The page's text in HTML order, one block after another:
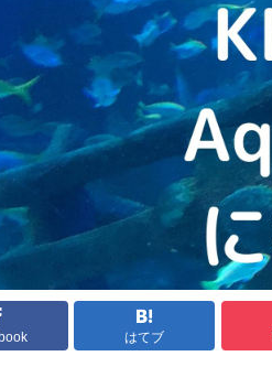
はてブ